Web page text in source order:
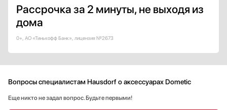
Рассрочка за 2 минуты, не выходя из
дома
0+, АО «Тинькофф Банк», лицензия №2673
Вопросы специалистам Hausdorf о аксессуарах Dometic
Еще никто не задал вопрос. Будьте первыми!